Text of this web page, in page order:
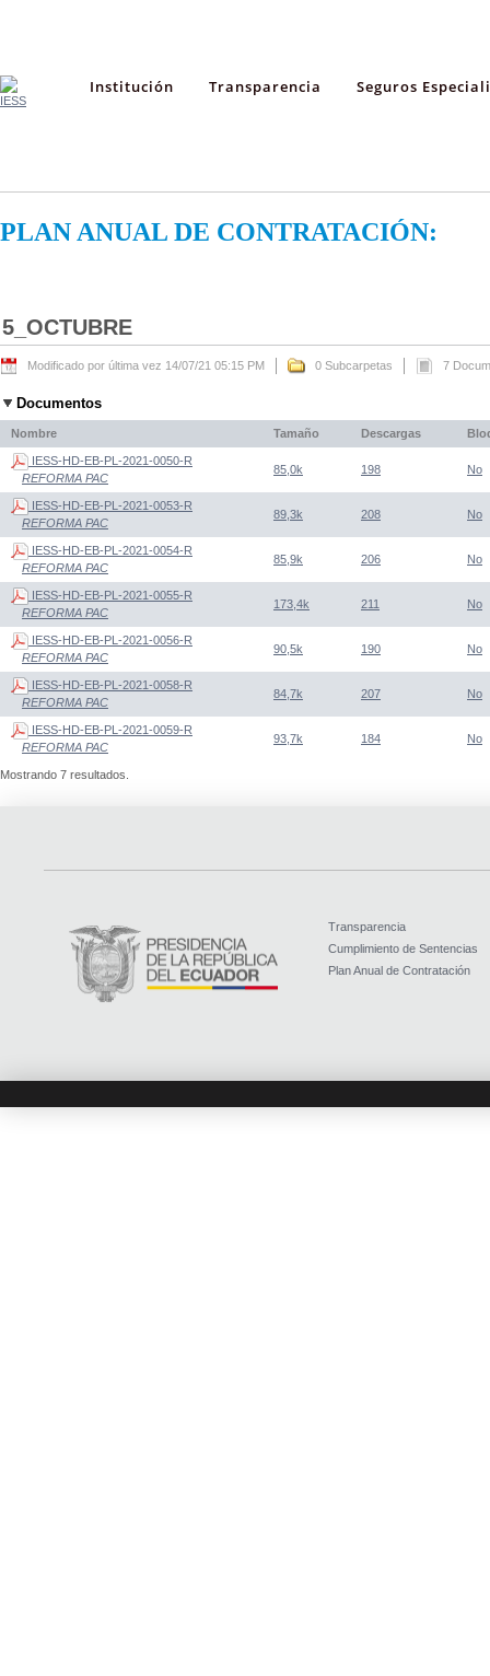
Institución Transparencia Seguros
PLAN ANUAL DE CONTRATACIÓN:
5_OCTUBRE
Modificado por última vez 14/07/21 05:15 PM 0 Subcarpetas 7
Documentos
Nombre Tamaño Descargas
IESS-HD-EB-PL-2021-0050-R
REFORMA PAC
85,0k 198 No
IESS-HD-EB-PL-2021-0053-R
REFORMA PAC
89,3k 208 No
IESS-HD-EB-PL-2021-0054-R
REFORMA PAC
85,9k 206 No
IESS-HD-EB-PL-2021-0055-R
REFORMA PAC
173,4k 211 No
IESS-HD-EB-PL-2021-0056-R
REFORMA PAC
90,5k 190 No
IESS-HD-EB-PL-2021-0058-R
REFORMA PAC
84,7k 207 No
IESS-HD-EB-PL-2021-0059-R
REFORMA PAC
93,7k 184 No
Mostrando 7 resultados.
Transparencia
Cumplimiento de Sentencias
Plan Anual de Contratación